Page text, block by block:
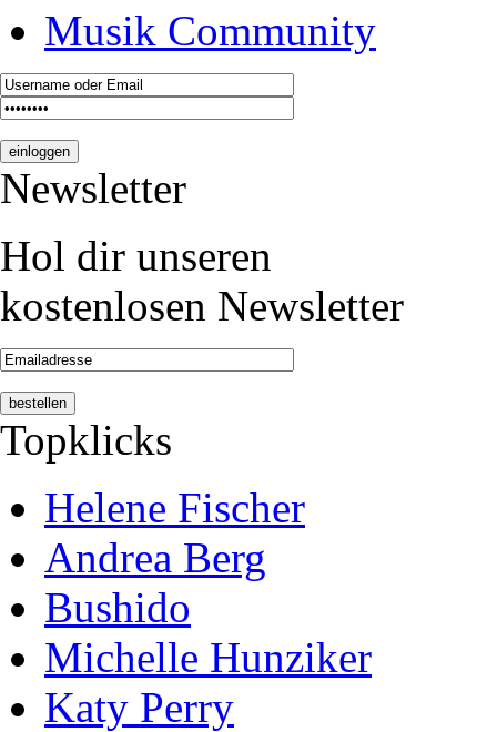
Musik Community
Newsletter
Hol dir unseren
kostenlosen Newsletter
Topklicks
Helene Fischer
Andrea Berg
Bushido
Michelle Hunziker
Katy Perry